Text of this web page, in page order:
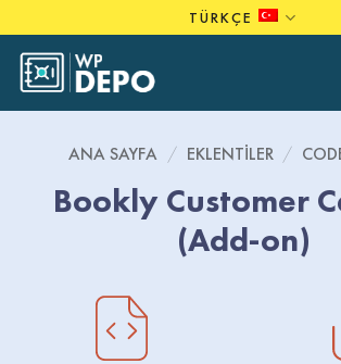
to
content
TÜRKÇE
ANA SAYFA / EKLENTILER /
Bookly Customer
(Add-on)